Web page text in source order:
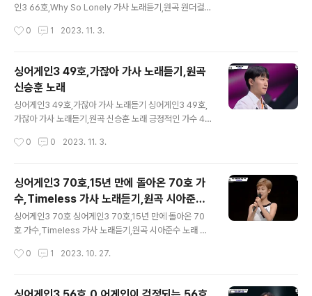
려나 슬픈 마음도 이젠 소용 없네 나약한 내가 뭘할 수 있을
에서 떠나가지 말아요 그대 없는 밤은 너무 싫어 우 우 우
인3 66호,Why So Lonely 가사 노래듣기,원곡 원더걸스
데/별거 없어 넌 다른 게 없어 너와 보내는 주말 밤이/아주
이 닿을 때부터 모든 게 달라질 줄 알았는데 별거 없어 넌
다른 게 없어 너와 보내는 주말 밤이 아주 달콤할 거라 믿었
는데 별거 없어 넌 다를 게 없어 어이없어 영화에 나오는 예
쁜 연인들처럼 나나난난 그런 사랑을 원하는데 Baby why
I'm so lonely 난 애타는데 넌 뭐니 Baby no 내 마음이
대체 뭐야 내가 얼마나 널 사랑하는..
0 1 2023. 11. 3.
싱어게인3 49호,가잖아 가사 노래듣기,원곡
신승훈 노래
싱어게인3 49호,가잖아 가사 노래듣기 싱어게인3 49호,
가잖아 가사 노래듣기,원곡 신승훈 노래 긍정적인 가수 49
아무런 바램도 없이 행복했었는데/그댄 오히려 그런/내가
아가는 동안 후회해야겠지 가잖아 그댄 떠나가고 있잖아
함께 시작한 사랑인데 이별은 혼자도 되는지 다 잊고 살라
는 쉬운 그 한마디 이제야 겨우 익숙해져 가는데 사진속의
우리 미소가 점점 닮아가고 있는데 여기서 끝나면 오래 혼
잘텐데 그걸로 충분했는데 가끔 볼 수 있다면 비오는 날에
데 그댄 오히려 그런 내가 힘겨웠는지 잡을순 없었지만 흐
0 0 2023. 11. 3.
싱어게인3 70호,15년 만에 돌아온 70호 가
수,Timeless 가사 노래듣기,원곡 시아준수
노래
싱어게인3 70호 싱어게인3 70호,15년 만에 돌아온 70
호 가수,Timeless 가사 노래듣기,원곡 시아준수 노래 반
mI?si=Oiu3A5laemyxzQDB 너무 그리웠던/날 불러본
0 1 2023. 10. 27.